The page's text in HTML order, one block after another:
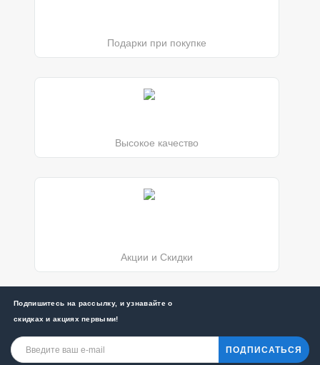
Подарки при покупке
Высокое качество
Акции и Скидки
Подпишитесь на рассылку, и узнавайте о
скидках и акциях первыми!
ПОДПИСАТЬСЯ